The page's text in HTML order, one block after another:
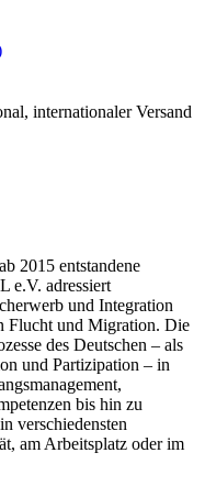
internationaler Versand
2015 entstandene
e.V. adressiert
und Integration
Flucht und Migration. Die
des Deutschen – als
und Partizipation – in
bis hin zu
verschiedensten
am Arbeitsplatz oder im